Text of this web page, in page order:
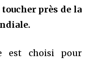
près de la
est choisi pour